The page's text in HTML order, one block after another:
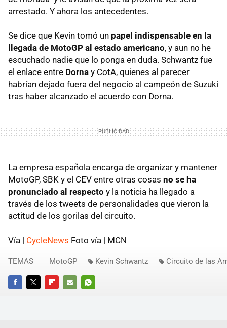
arrestado. Y ahora los antecedentes.
Se dice que Kevin tomó un papel indispensable en la
llegada de MotoGP al estado americano, y aun no he
escuchado nadie que lo ponga en duda. Schwantz fue
el enlace entre Dorna y CotA, quienes al parecer
habrían dejado fuera del negocio al campeón de Suzuki
tras haber alcanzado el acuerdo con Dorna.
La empresa española encarga de organizar y mantener
MotoGP, SBK y el CEV entre otras cosas no se ha
pronunciado al respecto y la noticia ha llegado a
través de los tweets de personalidades que vieron la
actitud de los gorilas del circuito.
Vía | CycleNews Foto vía | MCN
FACEBOOKTWITTERFLIPBOARD
E-
WHATSAPP
TEMAS MotoGP Kevin Schwantz Circuito de las